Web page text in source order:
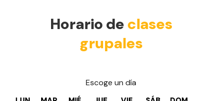
Horario de clases
grupales
Escoge un día